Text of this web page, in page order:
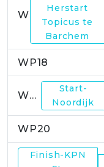
Herstart
Topicus te
Barchem
WP18
WP19
Start-
Noordijk
WP20
Finish-KPN